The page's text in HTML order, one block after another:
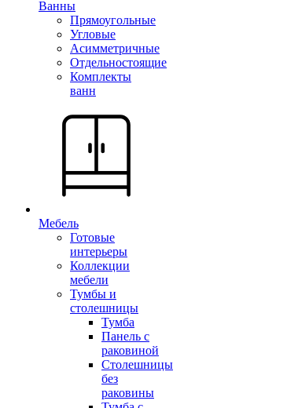
Ванны
Прямоугольные
Угловые
Асимметричные
Отдельностоящие
Комплекты
ванн
Мебель
Готовые
интерьеры
Коллекции
мебели
Тумбы и
столешницы
Тумба
Панель с
раковиной
Столешницы
без
раковины